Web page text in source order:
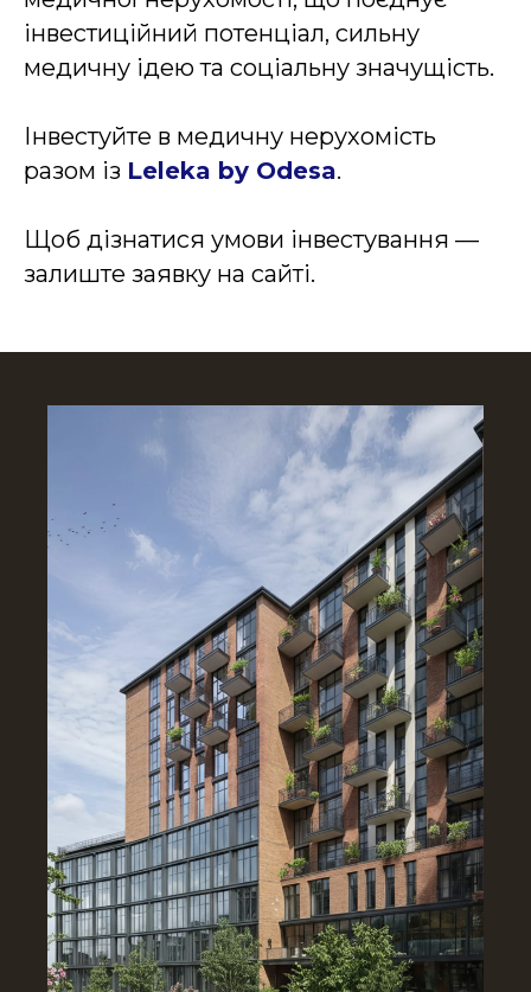
інвестиційний потенціал, сильну
медичну ідею та соціальну значущість.
Інвестуйте в медичну нерухомість
разом із Leleka by Odesa.
Щоб дізнатися умови інвестування —
залиште заявку на сайті.